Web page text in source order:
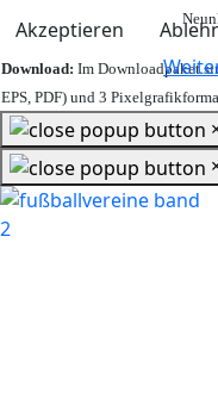
Akzeptieren
Download: Im Downloadpaket
EPS, PDF) und 3